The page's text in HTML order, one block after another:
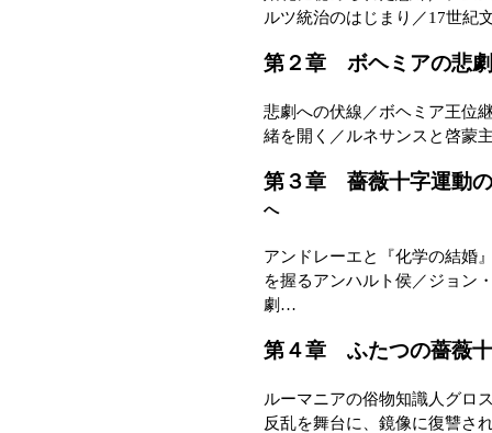
ルツ統治のはじまり／17世紀
第２章 ボヘミアの
悲劇への伏線／ボヘミア王位
緒を開く／ルネサンスと啓蒙
第３章 薔薇十字運動
へ
アンドレーエと『化学の結婚
を握るアンハルト侯／ジョン
劇…
第４章 ふたつの薔薇
ルーマニアの俗物知識人グロ
反乱を舞台に、鏡像に復讐さ